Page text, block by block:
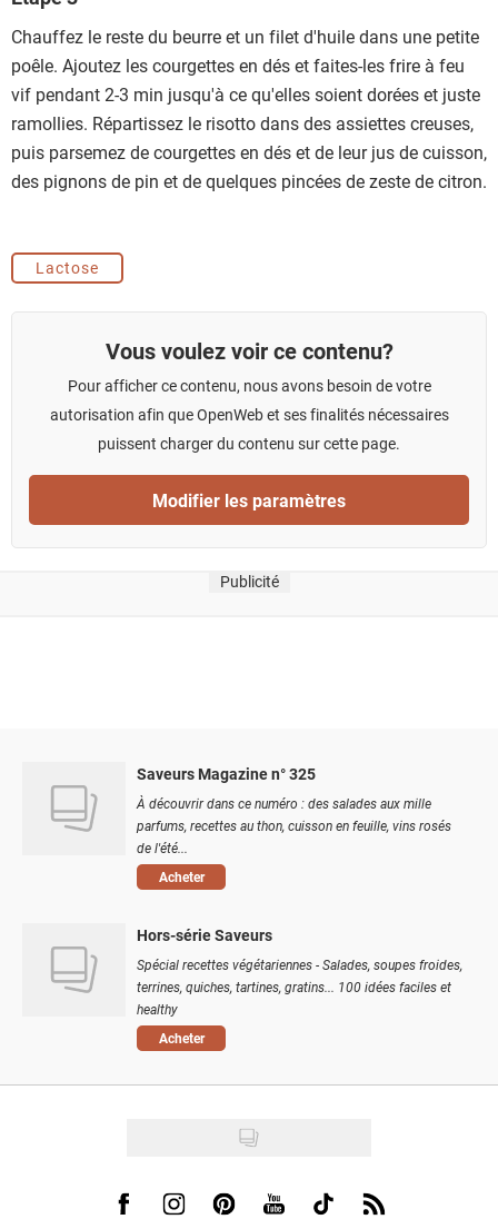
Chauffez le reste du beurre et un filet d'huile dans une petite
poêle. Ajoutez les courgettes en dés et faites-les frire à feu
vif pendant 2-3 min jusqu'à ce qu'elles soient dorées et juste
ramollies. Répartissez le risotto dans des assiettes creuses,
puis parsemez de courgettes en dés et de leur jus de cuisson,
des pignons de pin et de quelques pincées de zeste de citron.
Lactose
Vous voulez voir ce contenu?
Pour afficher ce contenu, nous avons besoin de votre
autorisation afin que OpenWeb et ses finalités nécessaires
puissent charger du contenu sur cette page.
Modifier les paramètres
Publicité
Saveurs Magazine n° 325
À découvrir dans ce numéro : des salades aux mille
parfums, recettes au thon, cuisson en feuille, vins rosés
de l'été...
Acheter
Hors-série Saveurs
Spécial recettes végétariennes - Salades, soupes froides,
terrines, quiches, tartines, gratins... 100 idées faciles et
healthy
Acheter
Visit us on Facebook
Visit us on Instagram
Visit us on Pinterest
Visit us on Youtube
Visit us on Tiktok
Visit us on Rss